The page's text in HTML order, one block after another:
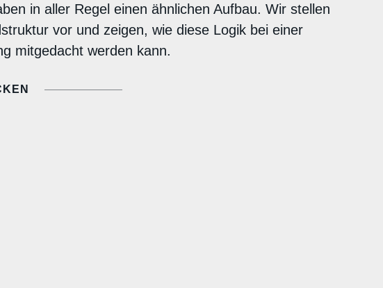
in aller Regel einen ähnlichen Aufbau. Wir stellen
vor und zeigen, wie diese Logik bei einer
mitgedacht werden kann.